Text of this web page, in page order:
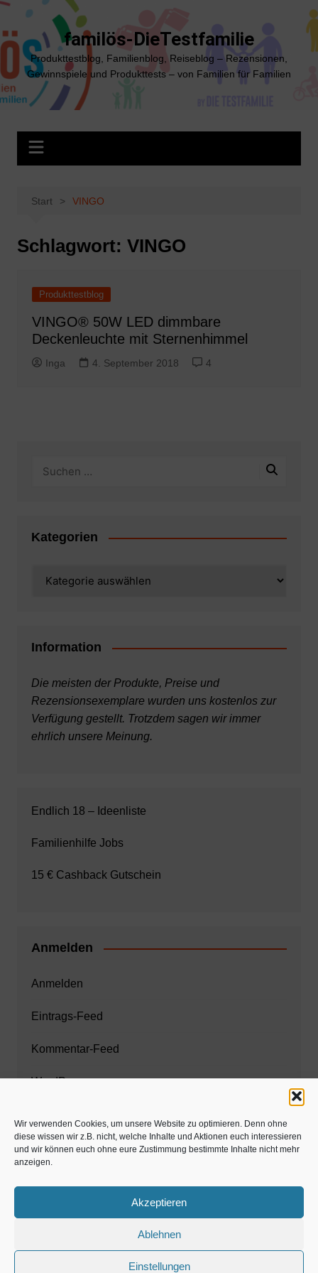
Wir verwenden Cookies, um unsere Website zu optimieren. Denn ohne
diese wissen wir z.B. nicht, welche Inhalte und Aktionen euch interessieren
und wir können euch ohne eure Zustimmung bestimmte Inhalte nicht mehr
anzeigen.
Akzeptieren
Ablehnen
Einstellungen
Zum
springen
familös-DieTestfamilie
Produkttestblog, Familienblog, Reiseblog – Rezensionen,
Gewinnspiele und Produkttests – von Familien für Familien
Start VINGO
Schlagwort: VINGO
Produkttestblog
VINGO® 50W LED dimmbare
Deckenleuchte mit Sternenhimmel
Inga 4. September 2018 4
Kategorien
Information
Die meisten der Produkte, Preise und
Rezensionsexemplare wurden uns kostenlos zur
Verfügung gestellt. Trotzdem sagen wir immer
ehrlich unsere Meinung.
Endlich 18 – Ideenliste
Familienhilfe Jobs
15 € Cashback Gutschein
Anmelden
Anmelden
Eintrags-Feed
Kommentar-Feed
WordPress.org
Zahnarzt München
www.estaregistrierung.org – ESTA
©familös - dieTestfamilie -